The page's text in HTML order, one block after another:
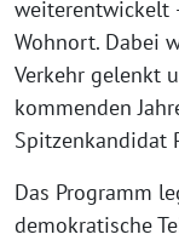
weiterentwickelt
Wohnort. Dabei
Verkehr gelenkt
kommenden
Spitzenkandidat
Das Programm
demokratische